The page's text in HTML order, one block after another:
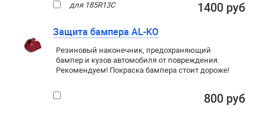
для 185R13C 1400 руб
Защита бампера AL-KO
Резиновый наконечник, предохраняющий
бампер и кузов автомобиля от повреждения.
Рекомендуем! Покраска бампера стоит дороже!
800 руб